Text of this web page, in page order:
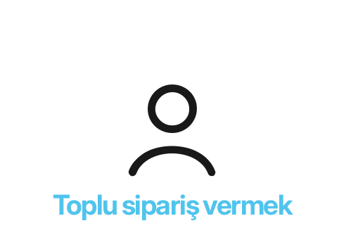
Toplu sipariş vermek